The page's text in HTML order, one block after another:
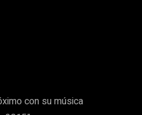
con su música